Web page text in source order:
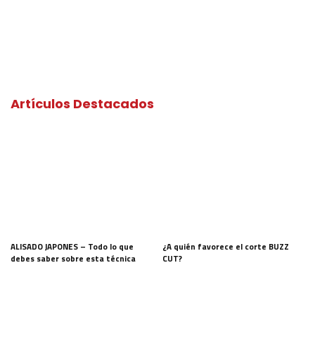
Artículos Destacados
ALISADO JAPONES – Todo lo que
debes saber sobre esta técnica
¿A quién favorece el corte BUZZ
CUT?